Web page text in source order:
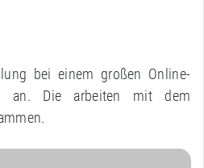
bei einem großen Online-
an. Die arbeiten mit dem